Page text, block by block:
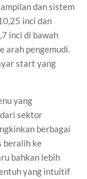
dan sistem
inci dan
inci di bawah
arah pengemudi.
start yang
yang
sektor
berbagai
beralih ke
bahkan lebih
yang intuitif